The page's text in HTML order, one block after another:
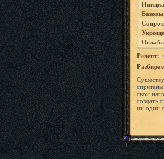
Рецепт:
свои
создать
ни один